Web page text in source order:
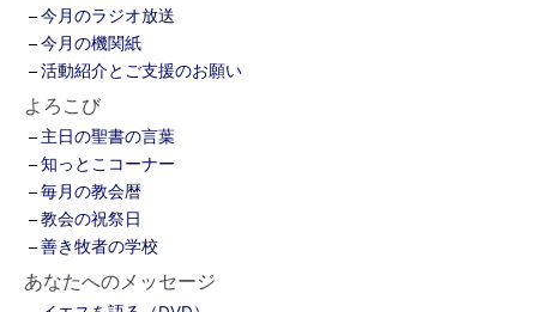
今月のラジオ放送
今月の機関紙
活動紹介とご支援のお願い
よろこび
主日の聖書の言葉
知っとこコーナー
毎月の教会暦
教会の祝祭日
善き牧者の学校
あなたへのメッセージ